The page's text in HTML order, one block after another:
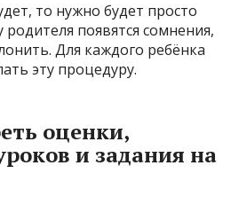
то нужно будет просто
родителя появятся сомнения,
Для каждого ребёнка
эту процедуру.
оценки,
и задания на